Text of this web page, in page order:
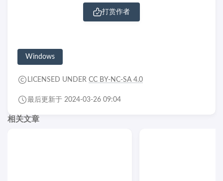
打赏作者
Windows
LICENSED UNDER CC BY-NC-SA 4.0
最后更新于 2024-03-26 09:04
相关文章